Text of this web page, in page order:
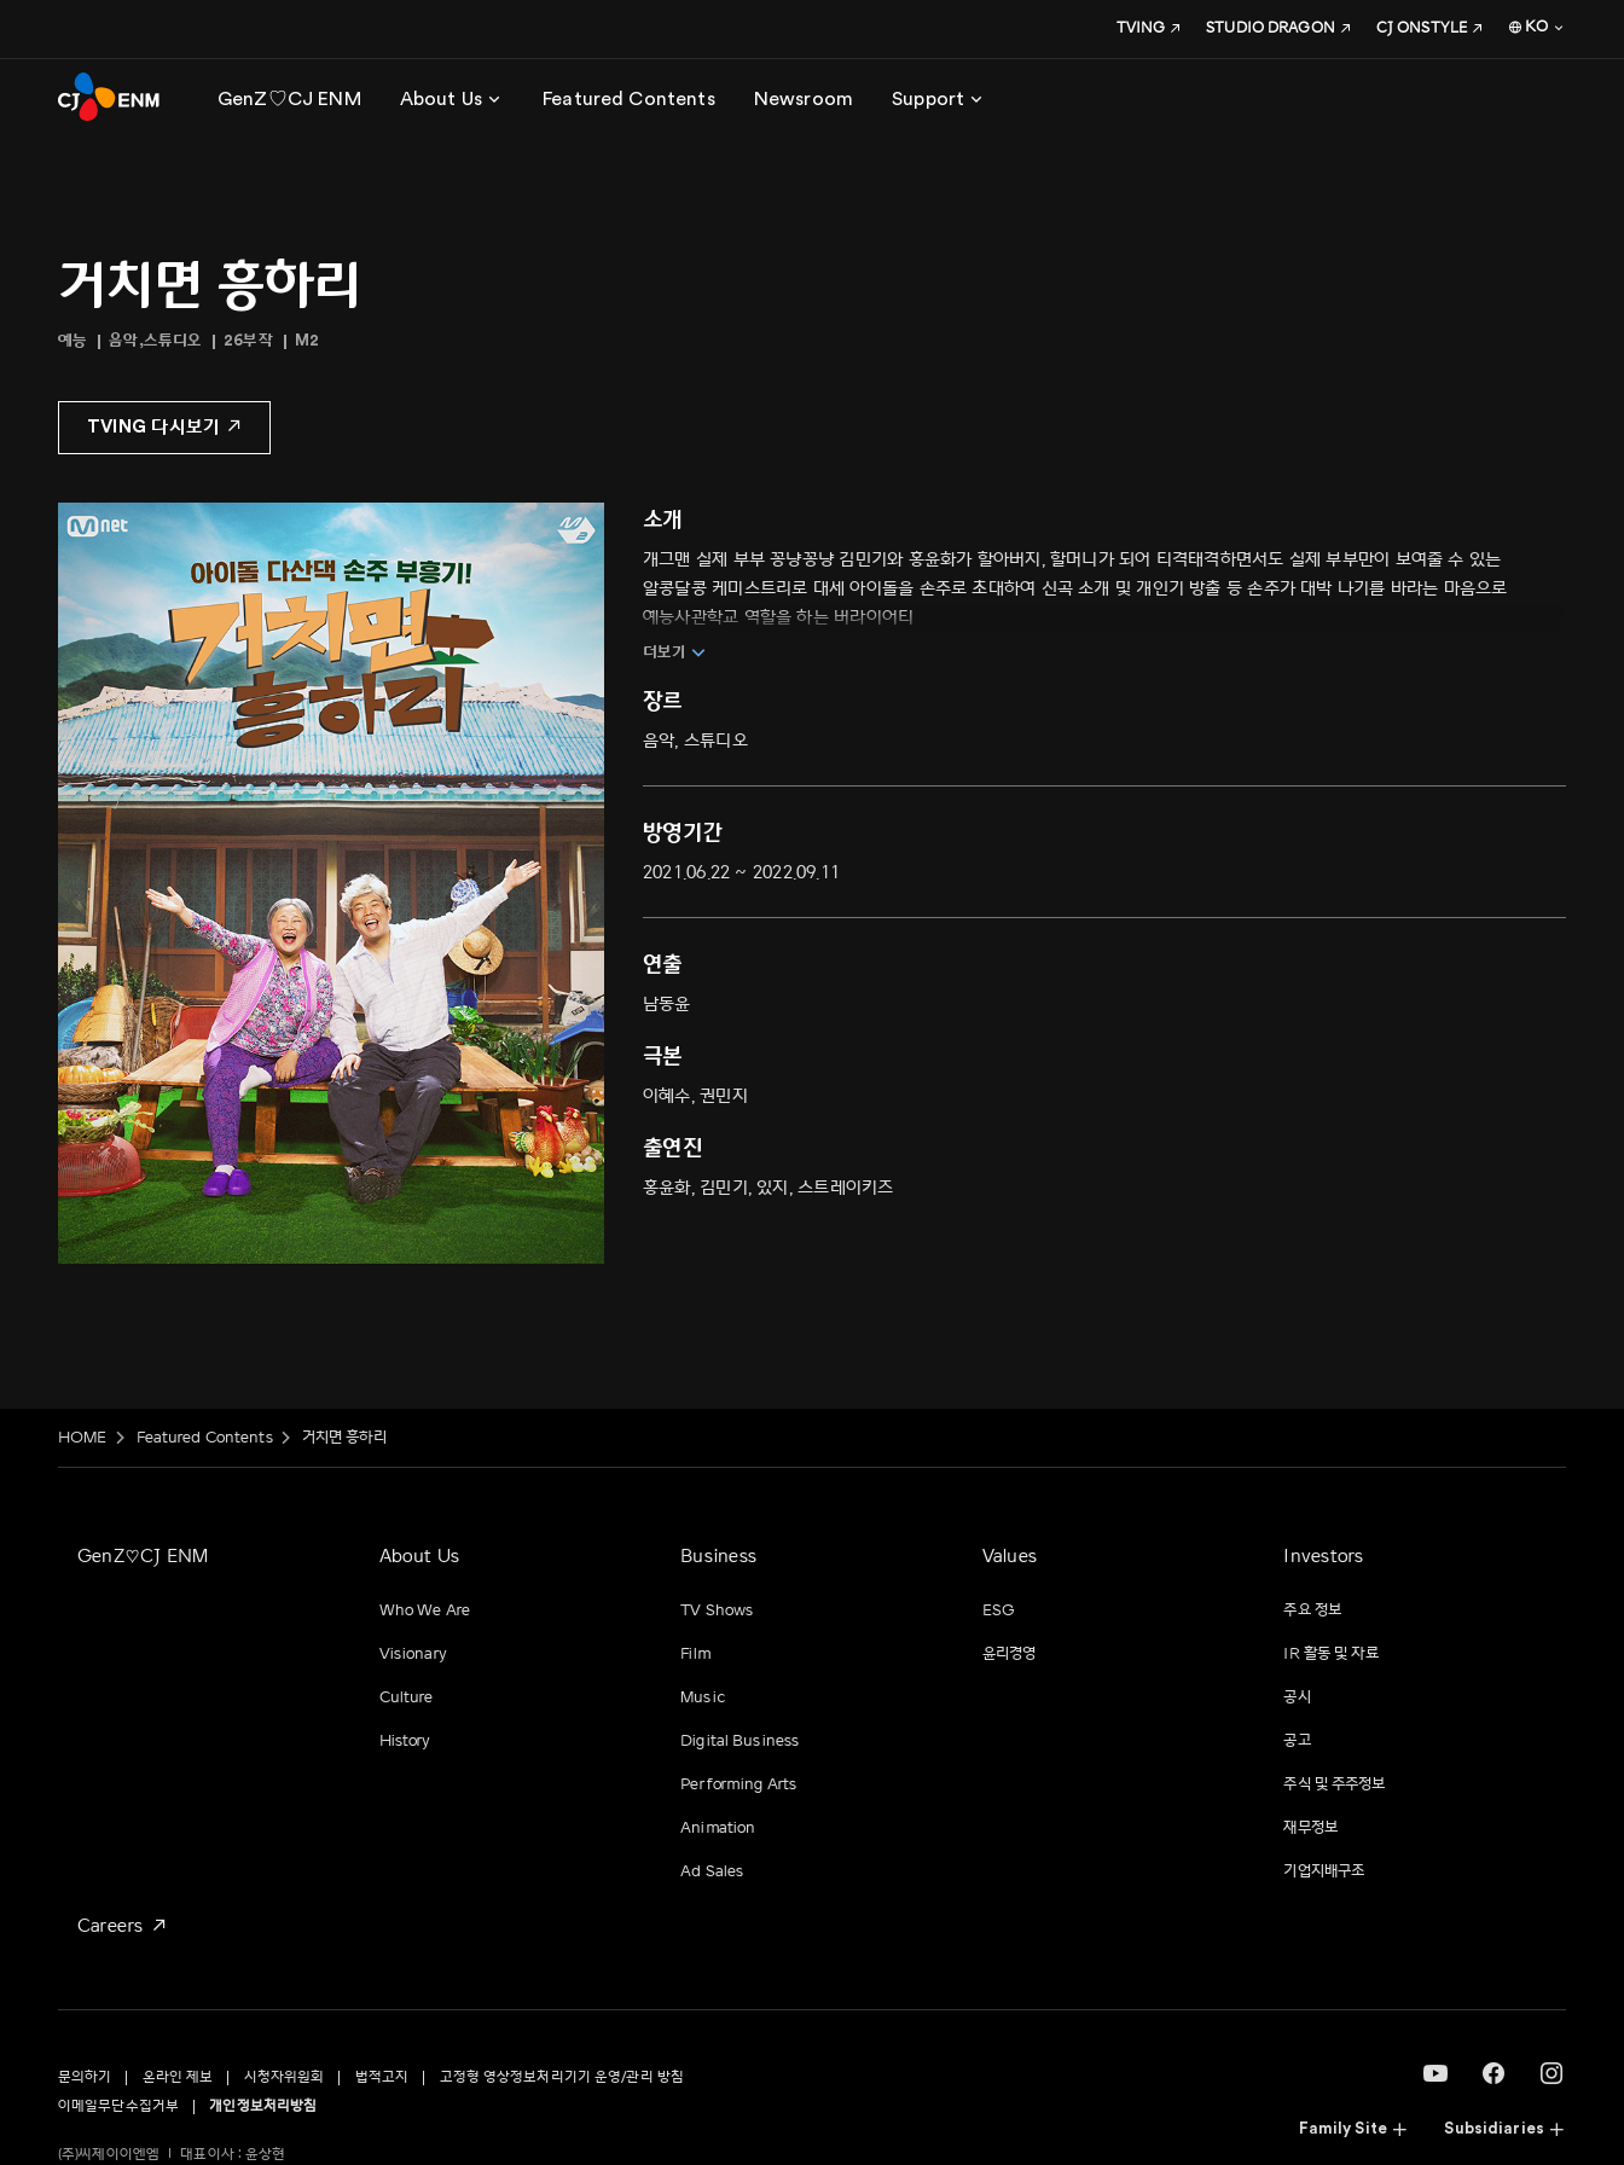
GenZ♡CJ ENM About Us Featured Contents Newsroom Support
TVING STUDIO DRAGON CJ ONSTYLE KO
거치면 흥하리
예능 음악,스튜디오 26부작 M2
TVING 다시보기
소개
개그맨 실제 부부 꽁냥꽁냥 김민기와 홍윤화가 할아버지, 할머니가 되어 티격태격하면서도 실제 부부만이 보여줄 수 있는
알콩달콩 케미스트리로 대세 아이돌을 손주로 초대하여 신곡 소개 및 개인기 방출 등 손주가 대박 나기를 바라는 마음으로
예능사관학교 역할을 하는 버라이어티
더보기
장르
음악, 스튜디오
방영기간
2021.06.22 ~ 2022.09.11
연출
남동윤
극본
이혜수, 권민지
출연진
홍윤화, 김민기, 있지, 스트레이키즈
HOME Featured Contents 거치면 흥하리
GenZ♡CJ ENM About Us
Who We Are
Visionary
Culture
History
Business
TV Shows
Film
Music
Digital Business
Performing Arts
Animation
Ad Sales
Values
ESG
윤리경영
Investors
주요 정보
IR 활동 및 자료
공시
공고
주식 및 주주정보
재무정보
기업지배구조
Careers
문의하기 온라인 제보 시청자위원회 법적고지
고정형 영상정보처리기기 운영/관리 방침
이메일무단수집거부
개인정보처리방침
Family Site Subsidiaries
(주)씨제이이엔엠 대표이사 : 윤상현